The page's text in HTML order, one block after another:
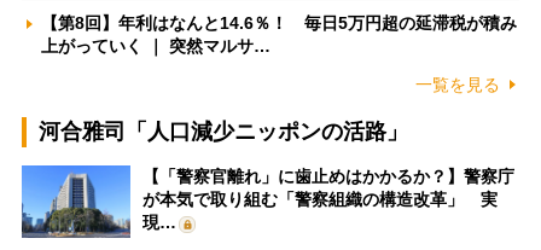
【第8回】年利はなんと14.6％！ 毎日5万円超の延滞税が積み
上がっていく ｜ 突然マルサ…
一覧を見る
河合雅司「人口減少ニッポンの活路」
【「警察官離れ」に歯止めはかかるか？】警察庁
が本気で取り組む「警察組織の構造改革」 実
現…